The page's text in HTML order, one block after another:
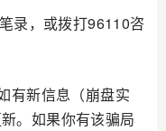
录，或拨打96110咨
有新信息（崩盘实
。如果你有该骗局